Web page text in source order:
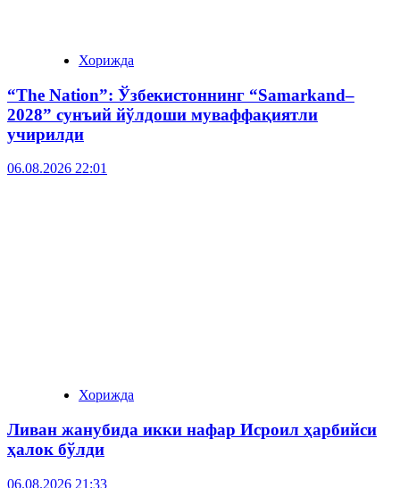
Хорижда
“The Nation”: Ўзбекистоннинг “Samarkand–
2028” сунъий йўлдоши муваффақиятли
учирилди
06.08.2026 22:01
Хорижда
Ливан жанубида икки нафар Исроил ҳарбийси
ҳалок бўлди
06.08.2026 21:33